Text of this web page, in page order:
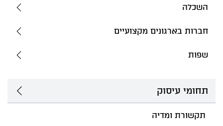
השכלה
חברות בארגונים מקצועיים
שפות
תחומי עיסוק
תקשורת ומדיה